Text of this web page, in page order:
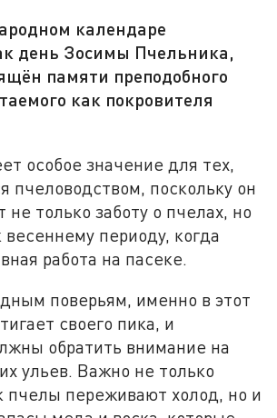
календаре
день Зосимы Пчельника,
памяти преподобного
как покровителя
особое значение для тех,
пчеловодством, поскольку он
не только заботу о пчелах, но
весеннему периоду, когда
работа на пасеке.
поверьям, именно в этот
своего пика, и
обратить внимание на
ульев. Важно не только
пчелы переживают холод, но и